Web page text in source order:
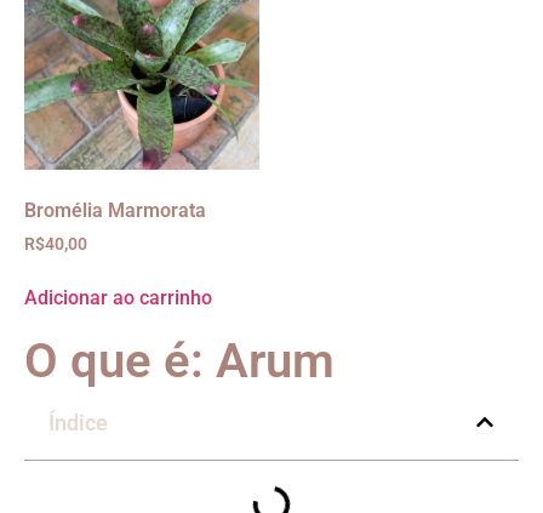
Bromélia Marmorata
R$40,00
Adicionar ao carrinho
O que é: Arum
Índice